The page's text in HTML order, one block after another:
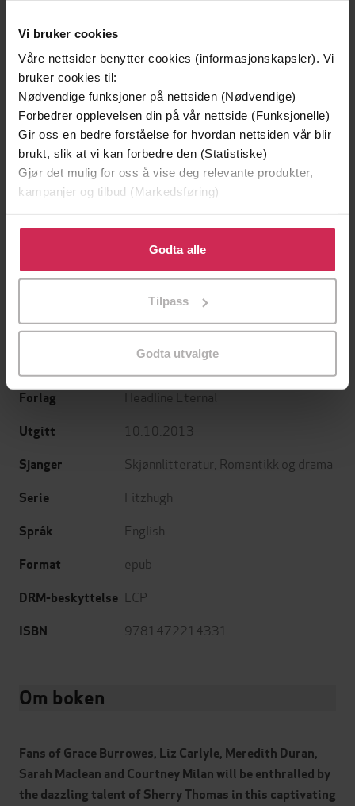
Vi bruker cookies
Våre nettsider benytter cookies (informasjonskapsler). Vi
bruker cookies til:
Nødvendige funksjoner på nettsiden (Nødvendige)
Forbedrer opplevelsen din på vår nettside (Funksjonelle)
Gir oss en bedre forståelse for hvordan nettsiden vår blir
brukt, slik at vi kan forbedre den (Statistiske)
Gjør det mulig for oss å vise deg relevante produkter,
kampanjer og tilbud (Markedsføring)
Klikk på «Godta alle» for å gi oss ditt samtykke til å
bruke cookies for alle disse formålene. Du kan også
tilpasse ditt samtykke til spesifikke formål ved å klikke
Godta alle
Tilpass
Godta utvalgte
EBOK EBOK
Sherry Thomas(forfatter)
Forlag Headline Eternal
Utgitt 10.10.2013
Sjanger Skjønnlitteratur Romantikk og drama
Serie Fitzhugh
Språk English
Format epub
DRM-beskyttelse LCP
ISBN 9781472214331
Om boken
Fans of Grace Burrowes, Liz Carlyle, Meredith Duran,
Sarah Maclean and Courtney Milan will be enthralled by
the dazzling talent of Sherry Thomas in this captivating